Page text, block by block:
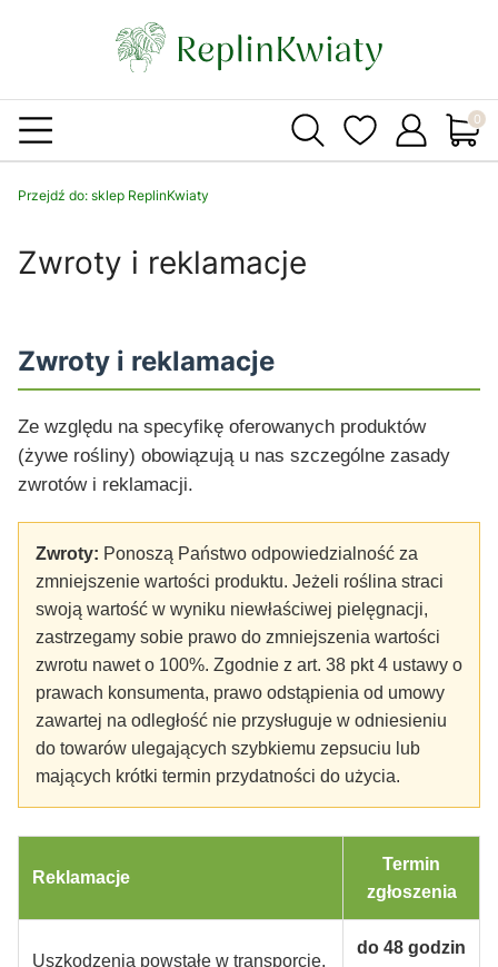
Przejdź do: sklep ReplinKwiaty
Zwroty i reklamacje
Zwroty i reklamacje
Ze względu na specyfikę oferowanych produktów
(żywe rośliny) obowiązują u nas szczególne zasady
zwrotów i reklamacji.
Zwroty: Ponoszą Państwo odpowiedzialność za
zmniejszenie wartości produktu. Jeżeli roślina straci
swoją wartość w wyniku niewłaściwej pielęgnacji,
zastrzegamy sobie prawo do zmniejszenia wartości
zwrotu nawet o 100%. Zgodnie z art. 38 pkt 4 ustawy o
prawach konsumenta, prawo odstąpienia od umowy
zawartej na odległość nie przysługuje w odniesieniu
do towarów ulegających szybkiemu zepsuciu lub
mających krótki termin przydatności do użycia.
Reklamacje
Termin
zgłoszenia
Uszkodzenia powstałe w transporcie,
do 48 godzin